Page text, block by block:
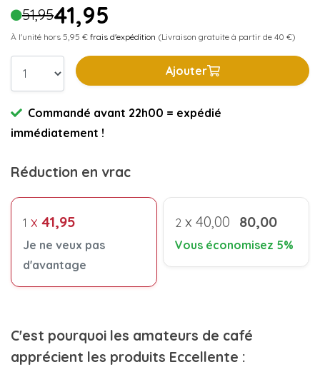
51,9541,95
À l'unité hors 5,95 € frais d'expédition (Livraison gratuite à partir de 40 €)
Ajouter
Commandé avant 22h00 = expédié
immédiatement !
Réduction en vrac
1 x 41,95
Je ne veux pas
d'avantage
2 x 40,00 80,00
Vous économisez 5%
C'est pourquoi les amateurs de café
apprécient les produits Eccellente :